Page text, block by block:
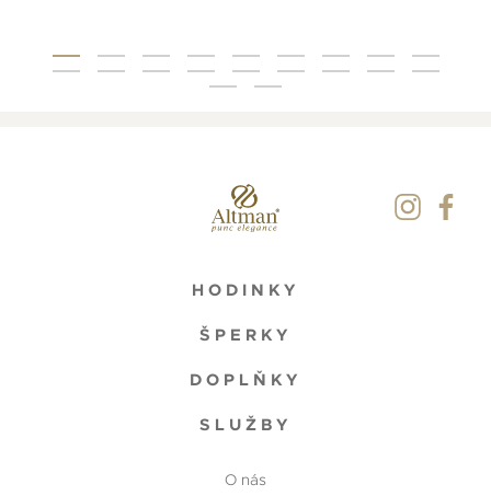
HODINKY
ŠPERKY
DOPLŇKY
SLUŽBY
O nás